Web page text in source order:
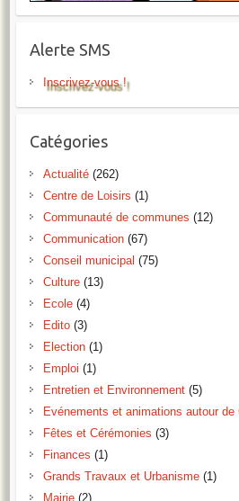
Alerte SMS
Inscrivez-vous !
Catégories
Actualité(262)
Centre de Loisirs (1)
Communauté de communes (12)
Communication(67)
Conseil municipal (75)
Culture(13)
Ecole(4)
Edito(3)
Election(1)
Emploi (1)
Entretien et Environnement(5)
Evénements et animations autour de
Fêtes et Cérémonies (3)
Finances (1)
Grands Travaux et Urbanisme(1)
Mairie(2)